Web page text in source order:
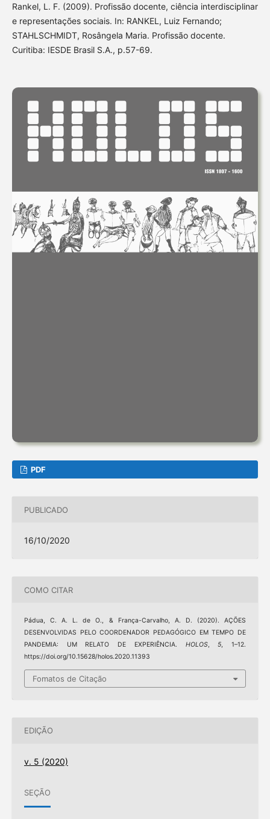
Rankel, L. F. (2009). Profissão docente, ciência interdisciplinar
e representações sociais. In: RANKEL, Luiz Fernando;
STAHLSCHMIDT, Rosângela Maria. Profissão docente.
Curitiba: IESDE Brasil S.A., p.57-69.
PDF
PUBLICADO
16/10/2020
COMO CITAR
Pádua, C. A. L. de O., & França-Carvalho, A. D. (2020). AÇÕES
DESENVOLVIDAS PELO COORDENADOR PEDAGÓGICO EM TEMPO DE
PANDEMIA: UM RELATO DE EXPERIÊNCIA. HOLOS,5, 1–12.
https://doi.org/10.15628/holos.2020.11393
Fomatos de Citação
EDIÇÃO
v. 5 (2020)
SEÇÃO